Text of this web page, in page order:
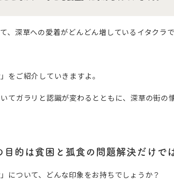
、深草への愛着がどんどん増しているイタクラで
をご紹介していきますよ。
てガラリと認識が変わるとともに、深草の街の
目的は貧困と孤食の問題解決だけで
について、どんな印象をお持ちでしょうか？